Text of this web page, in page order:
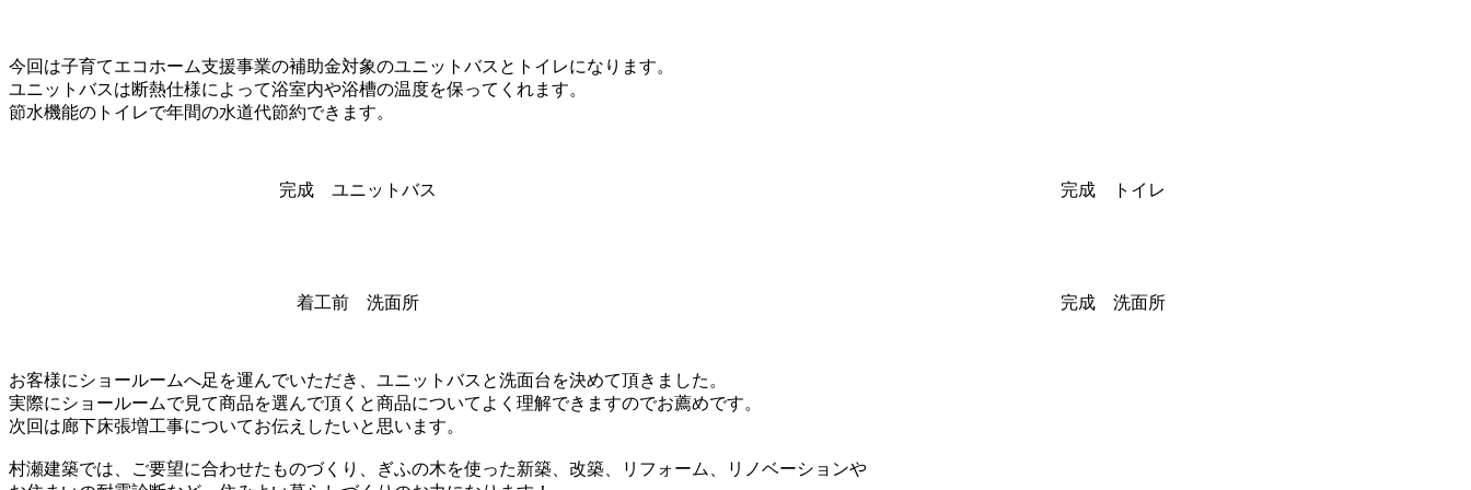
今回は子育てエコホーム支援事業の補助金対象のユニットバスとトイレになります。
ユニットバスは断熱仕様によって浴室内や浴槽の温度を保ってくれます。
節水機能のトイレで年間の水道代節約できます。
完成 ユニットバス 完成 トイレ
着工前 洗面所 完成 洗面所
お客様にショールームへ足を運んでいただき、ユニットバスと洗面台を決めて頂きました。
実際にショールームで見て商品を選んで頂くと商品についてよく理解できますのでお薦めです。
次回は廊下床張増工事についてお伝えしたいと思います。
村瀬建築では、ご要望に合わせたものづくり、ぎふの木を使った新築、改築、リフォーム、リノベーションや